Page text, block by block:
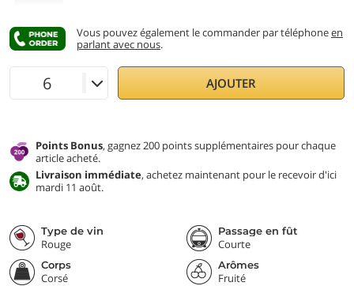
Vous pouvez également le commander par téléphoneen
parlant avec nous.
AJOUTER
Points Bonus, gagnez 200 points supplémentaires pour chaque
article acheté.
Livraison immédiate, achetez maintenant pour le recevoir d'ici
mardi 11 août.
Type de vin
Rouge
Passage en fût
Courte
Corps
Corsé
Arômes
Fruité